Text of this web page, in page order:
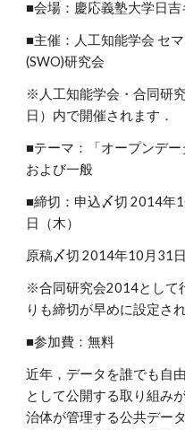
■会場：慶応義塾大学日
■主催：人工知能学会 セ
(SWO)研究会
※人工知能学会・合同研
日）内で開催されます．
■テーマ：「オープンデー
および一般
■締切：申込〆切 2014年
日（木）
原稿〆切 2014年10月31日
※合同研究会2014として
りも締切が早めに設定さ
■参加費：無料
近年，データを誰でも自
として公開する取り組み
治体が管理する公共デー